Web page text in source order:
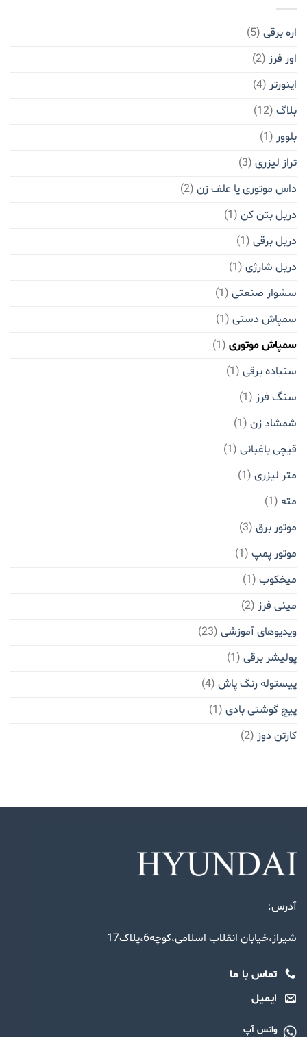
اره برقی (5)
اور فرز (2)
اینورتر (4)
بلاگ (12)
بلوور (1)
تراز لیزری (3)
داس موتوری یا علف زن (2)
دریل بتن کن (1)
دریل برقی (1)
دریل شارژی (1)
سشوار صنعتی (1)
سمپاش دستی (1)
سمپاش موتوری (1)
سنباده برقی (1)
سنگ فرز (1)
شمشاد زن (1)
قیچی باغبانی (1)
متر لیزری (1)
مته (1)
موتور برق (3)
موتور پمپ (1)
میخکوب (1)
مینی فرز (2)
ویدیوهای آموزشی (23)
پولیشر برقی (1)
پیستوله رنگ پاش (4)
پیچ گوشتی بادی (1)
کارتن دوز (2)
آدرس:
شیراز،خیابان انقلاب اسلامی،کوچه6،پلاک17
تماس با ما
ایمیل
واتس آپ